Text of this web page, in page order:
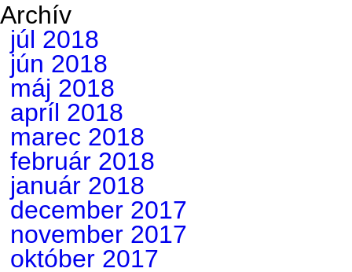
Archív
júl 2018
jún 2018
máj 2018
apríl 2018
marec 2018
február 2018
január 2018
december 2017
november 2017
október 2017